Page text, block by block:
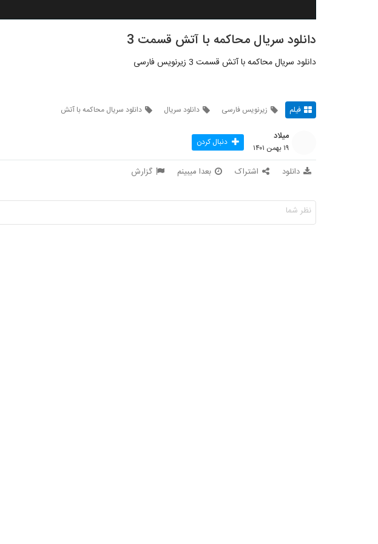
دانلود سریال محاکمه با آتش قسمت 3
دانلود سریال محاکمه با آتش قسمت 3 زیرنویس فارسی
فیلم زیرنویس فارسی دانلود سریال دانلود سریال محاکمه با آتش
میلاد
۱۹ بهمن ۱۴۰۱ دنبال کردن
دانلود اشتراک بعدا میبینم گزارش